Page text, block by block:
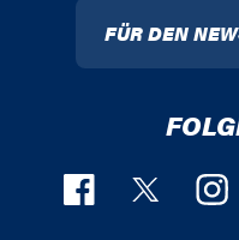
FÜR DEN